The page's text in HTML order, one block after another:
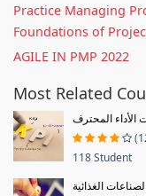
Practice Managing
Foundations of
AGILE IN PMP 2022
Most Related
المحترف
118 Student
الغذائية